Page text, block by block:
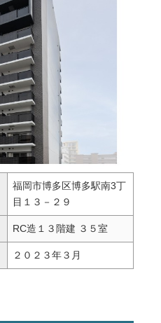
福岡市博多区博多駅南3丁
目１３－２９
RC造１３階建 ３５室
２０２３年３月